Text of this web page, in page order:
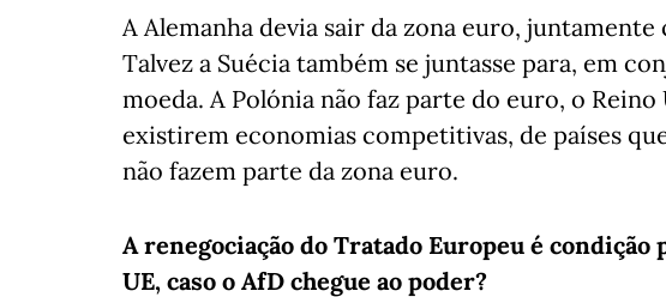
A Alemanha devia sair da zona euro, juntamente
Talvez a Suécia também se juntasse para, em
moeda. A Polónia não faz parte do euro, o
existirem economias competitivas, de países
não fazem parte da zona euro.
A renegociação do Tratado Europeu é
UE, caso o AfD chegue ao poder?